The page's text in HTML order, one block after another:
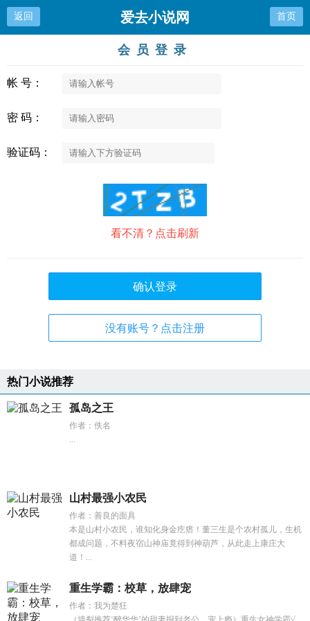
返回 爱去小说网 首页
会员登录
帐 号：
密 码：
验证码：
看不清？点击刷新
确认登录
没有账号？点击注册
热门小说推荐
孤岛之王
作者：佚名
...
山村最强小农民
作者：善良的面具
本是山村小农民，谁知化身金疙瘩！董三生是个农村孤儿，生机
都成问题，不料夜宿山神庙竟得到神葫芦，从此走上康庄大
道！...
重生学霸：校草，放肆宠
作者：我为楚狂